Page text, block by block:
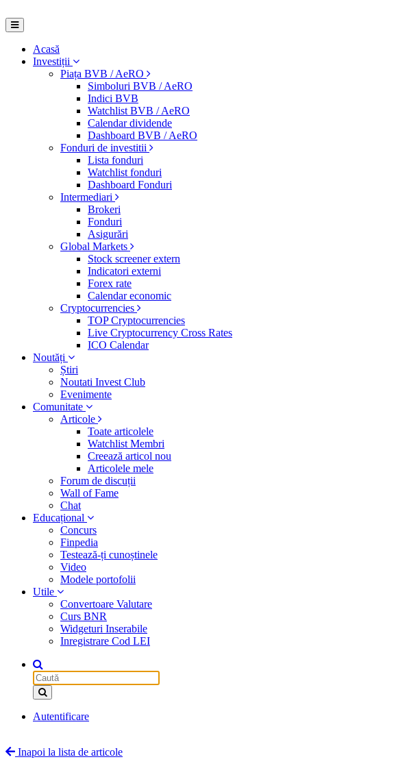
Acasă
Investiții
Piața BVB / AeRO
Simboluri BVB / AeRO
Indici BVB
Watchlist BVB / AeRO
Calendar dividende
Dashboard BVB / AeRO
Fonduri de investitii
Lista fonduri
Watchlist fonduri
Dashboard Fonduri
Intermediari
Brokeri
Fonduri
Asigurări
Global Markets
Stock screener extern
Indicatori externi
Forex rate
Calendar economic
Cryptocurrencies
TOP Cryptocurrencies
Live Cryptocurrency Cross Rates
ICO Calendar
Noutăți
Știri
Noutati Invest Club
Evenimente
Comunitate
Articole
Toate articolele
Watchlist Membri
Creează articol nou
Articolele mele
Forum de discuții
Wall of Fame
Chat
Educațional
Concurs
Finpedia
Testează-ți cunoștinele
Video
Modele portofolii
Utile
Convertoare Valutare
Curs BNR
Widgeturi Inserabile
Inregistrare Cod LEI
Autentificare
Inapoi la lista de articole